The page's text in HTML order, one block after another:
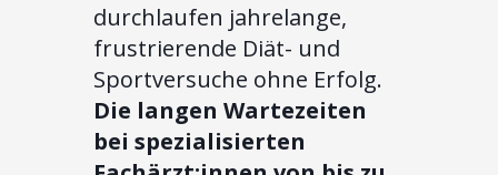
durchlaufen jahrelange,
frustrierende Diät- und
Sportversuche ohne Erfolg.
Die langen Wartezeiten
bei spezialisierten